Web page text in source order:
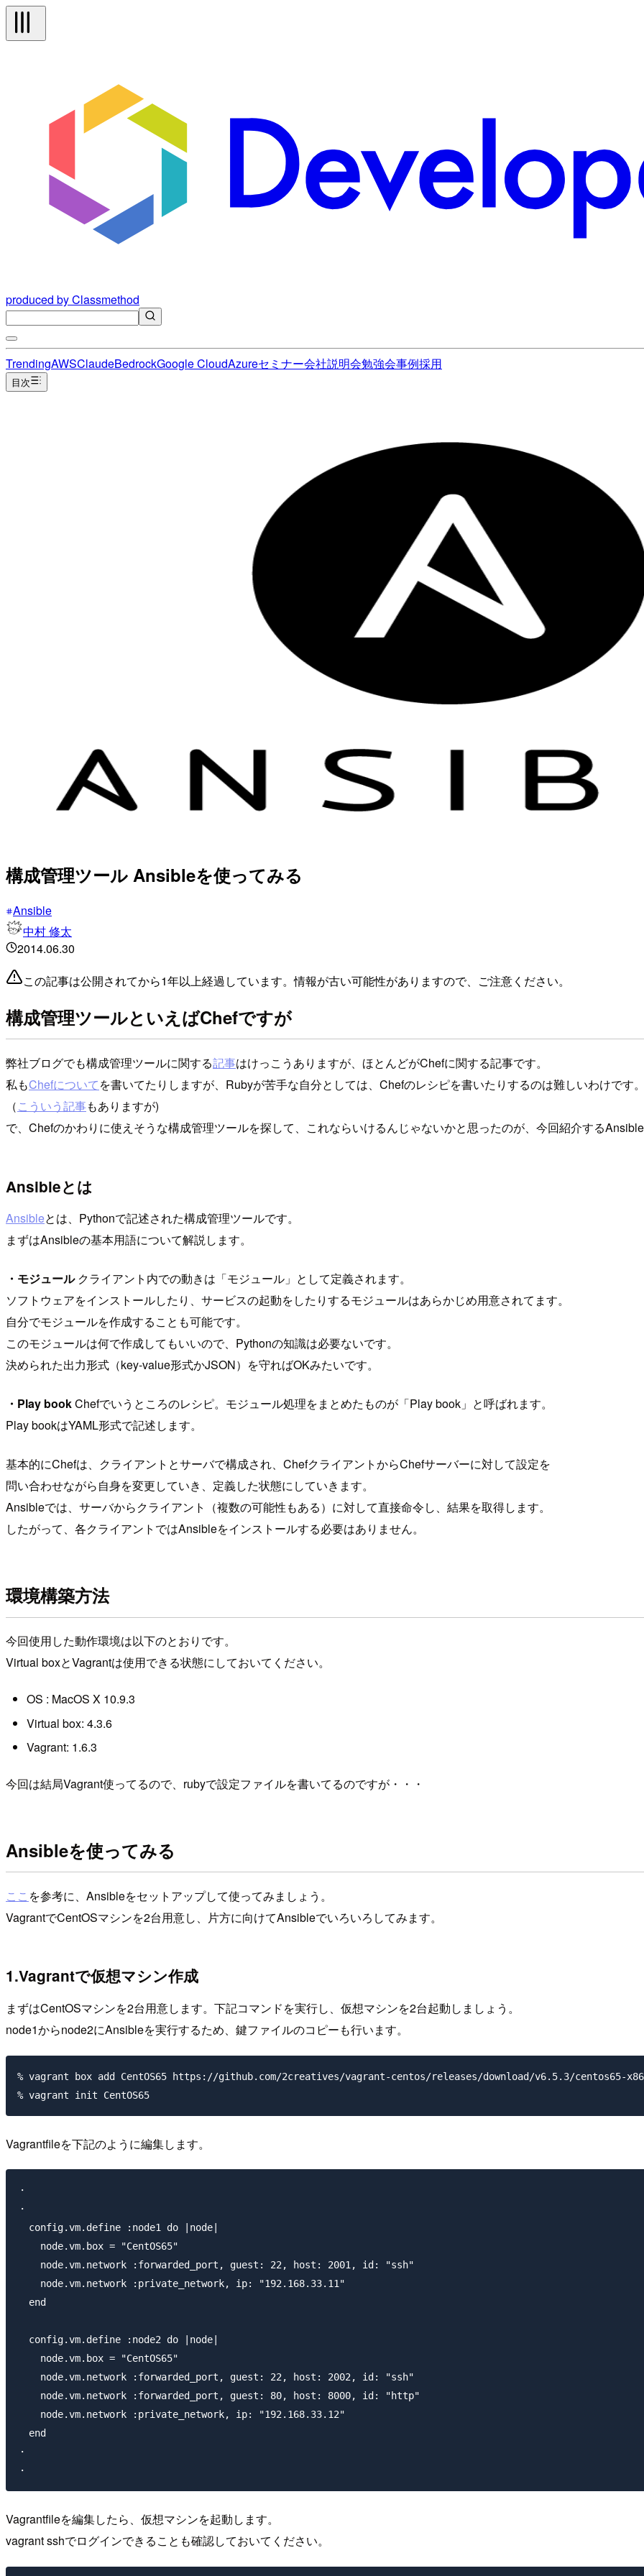
produced by Classmethod
TrendingAWSClaudeBedrockGoogle CloudAzureセミナー会社説明会勉強会事例採用
目次
構成管理ツール Ansibleを使ってみる
Ansible
中村 修太
2014.06.30
この記事は公開されてから1年以上経過しています。情報が古い可能性がありますので、ご注意ください。
構成管理ツールといえばChefですが
弊社ブログでも構成管理ツールに関する記事はけっこうありますが、ほとんどがChefに関する記事です。
私もChefについてを書いてたりしますが、Rubyが苦手な自分としては、Chefのレシピを書いたりするのは難しいわけです。
（こういう記事もありますが)
で、Chefのかわりに使えそうな構成管理ツールを探して、これならいけるんじゃないかと思ったのが、今回紹介するAnsible
Ansibleとは
Ansibleとは、Pythonで記述された構成管理ツールです。
まずはAnsibleの基本用語について解説します。
・モジュールクライアント内での動きは「モジュール」として定義されます。
ソフトウェアをインストールしたり、サービスの起動をしたりするモジュールはあらかじめ用意されてます。
自分でモジュールを作成することも可能です。
このモジュールは何で作成してもいいので、Pythonの知識は必要ないです。
決められた出力形式（key-value形式かJSON）を守ればOKみたいです。
・Play bookChefでいうところのレシピ。モジュール処理をまとめたものが「Play book」と呼ばれます。
Play bookはYAML形式で記述します。
基本的にChefは、クライアントとサーバで構成され、ChefクライアントからChefサーバーに対して設定を
問い合わせながら自身を変更していき、定義した状態にしていきます。
Ansibleでは、サーバからクライアント（複数の可能性もある）に対して直接命令し、結果を取得します。
したがって、各クライアントではAnsibleをインストールする必要はありません。
環境構築方法
今回使用した動作環境は以下のとおりです。
Virtual boxとVagrantは使用できる状態にしておいてください。
OS : MacOS X 10.9.3
Virtual box: 4.3.6
Vagrant: 1.6.3
今回は結局Vagrant使ってるので、rubyで設定ファイルを書いてるのですが・・・
Ansibleを使ってみる
ここ を参考に、Ansibleをセットアップして使ってみましょう。
VagrantでCentOSマシンを2台用意し、片方に向けてAnsibleでいろいろしてみます。
1.Vagrantで仮想マシン作成
まずはCentOSマシンを2台用意します。下記コマンドを実行し、仮想マシンを2台起動しましょう。
node1からnode2にAnsibleを実行するため、鍵ファイルのコピーも行います。
% vagrant box add CentOS65 https://github.com/2creatives/vagrant-centos/releases/download/v6.5.3/centos65-
Vagrantfileを下記のように編集します。
・
・
  config.vm.define :node1 do |node|
    node.vm.box = "CentOS65"
    node.vm.network :forwarded_port, guest: 22, host: 2001, id: "ssh"
    node.vm.network :private_network, ip: "192.168.33.11"
  end
  config.vm.define :node2 do |node|
    node.vm.box = "CentOS65"
    node.vm.network :forwarded_port, guest: 22, host: 2002, id: "ssh"
    node.vm.network :forwarded_port, guest: 80, host: 8000, id: "http"
    node.vm.network :private_network, ip: "192.168.33.12"
  end
・
Vagrantfileを編集したら、仮想マシンを起動します。
vagrant sshでログインできることも確認しておいてください。